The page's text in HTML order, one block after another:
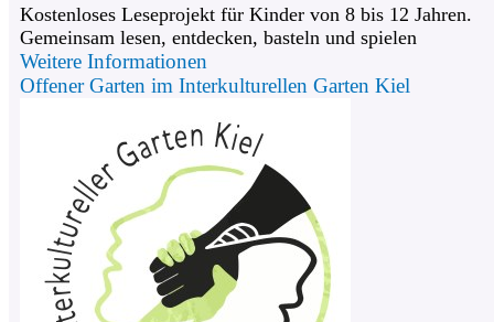
Kostenloses Leseprojekt für Kinder von 8 bis 12 Jahren.
Gemeinsam lesen, entdecken, basteln und spielen
Weitere Informationen
Offener Garten im Interkulturellen Garten Kiel